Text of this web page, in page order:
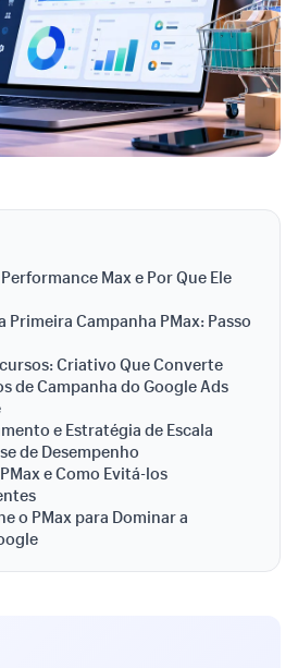
Max e Por Que Ele
Campanha PMax: Passo
Criativo Que Converte
de Campanha do Google Ads
e Estratégia de Escala
de Desempenho
e Como Evitá-los
o PMax para Dominar a